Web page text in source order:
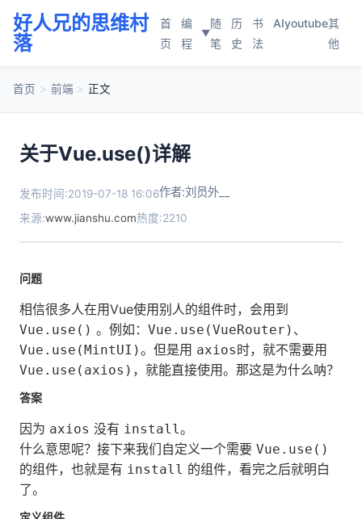
好人兄的思维村
落
首
页
编
程
▼
随
笔
历
史
书
法
AIyoutube其
他
首页 > 前端 > 正文
关于Vue.use()详解
发布时间:2019-07-18 16:06作者:刘员外__
来源:www.jianshu.com热度:2210
问题
相信很多人在用Vue使用别人的组件时，会用到
Vue.use() 。例如： Vue.use(VueRouter) 、
Vue.use(MintUI)。但是用 axios时，就不需要用
Vue.use(axios) ，就能直接使用。那这是为什么呐？
答案
因为 axios 没有 install 。
什么意思呢？接下来我们自定义一个需要 Vue.use()
的组件，也就是有 install 的组件，看完之后就明白
了。